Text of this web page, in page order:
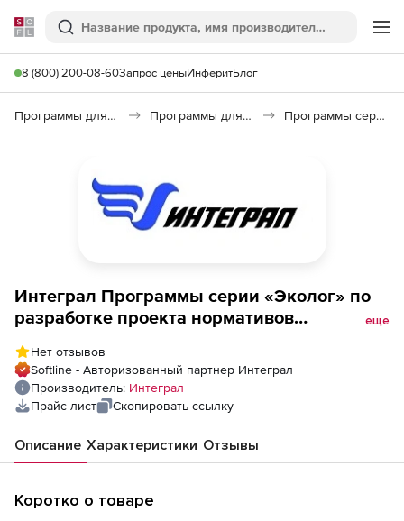
Softline
Поиск
8 (800) 200-08-60Запрос ценыИнферитБлог
Программы для образования и науки Программы для научных расчетов Программы серии «Эколог» по разработке проекта нормативов образования отходов и лимита на их размещение
Интеграл Программы серии «Эколог» по
разработке проекта нормативов
размещение, Аккумуляторные работы 1.10
еще
Нет отзывов
Softline - Авторизованный партнер Интеграл
Производитель: Интеграл
Прайс-лист
Скопировать ссылку
Описание Характеристики Отзывы
Коротко о товаре